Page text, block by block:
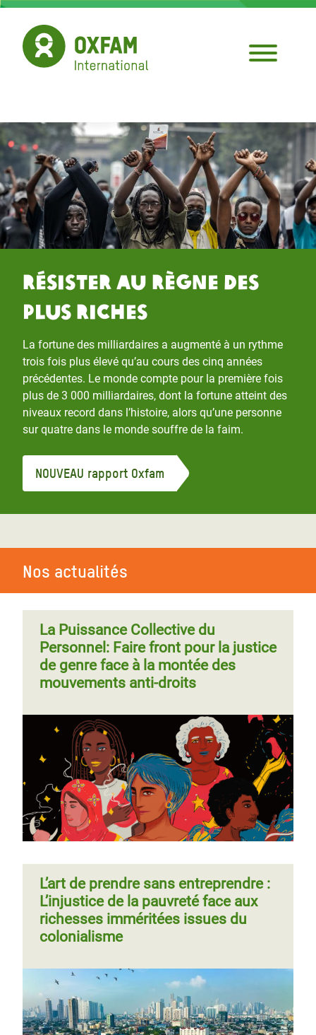
Aller
contenu
principal
Résister au Règne des
Plus Riches
La fortune des milliardaires a augmenté à un rythme
trois fois plus élevé qu’au cours des cinq années
précédentes. Le monde compte pour la première fois
plus de 3 000 milliardaires, dont la fortune atteint des
niveaux record dans l’histoire, alors qu’une personne
sur quatre dans le monde souffre de la faim.
NOUVEAU rapport Oxfam
Nos actualités
La Puissance Collective du
Personnel: Faire front pour la justice
de genre face à la montée des
mouvements anti-droits
L’art de prendre sans entreprendre :
L’injustice de la pauvreté face aux
richesses imméritées issues du
colonialisme